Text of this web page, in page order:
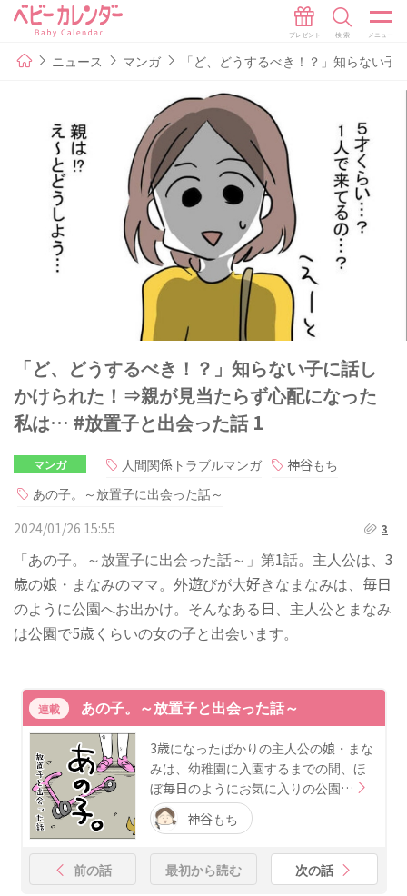
ニュース マンガ 「ど、どうするべき！？」知らない
「ど、どうするべき！？」知らない子に話し
かけられた！⇒親が見当たらず心配になった
私は… #放置子と出会った話 1
マンガ 人間関係トラブルマンガ
神谷もち
あの子。～放置子に出会った話～
2024/01/26 15:55
3
「あの子。～放置子に出会った話～」第1話。主人公は、3
歳の娘・まなみのママ。外遊びが大好きなまなみは、毎日
のように公園へお出かけ。そんなある日、主人公とまなみ
は公園で5歳くらいの女の子と出会います。
連載 あの子。～放置子と出会った話～
3歳になったばかりの主人公の娘・まな
みは、幼稚園に入園するまでの間、ほ
ぼ毎日のようにお気に入りの公園…
神谷もち
前の話 最初から読む 次の話